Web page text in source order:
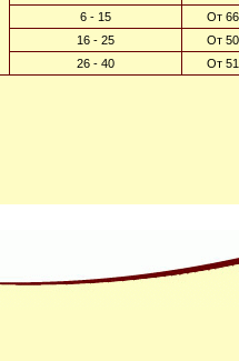
6 - 15
От 66
16 - 25
От 50
26 - 40
От 51